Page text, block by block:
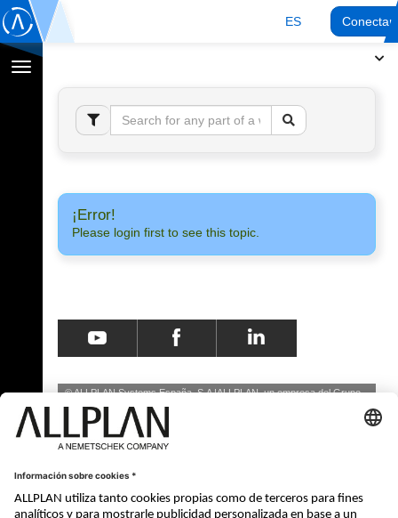
ES
Cambiar
navegación
¡Error!
Please login first to see this topic.
© ALLPLAN Systems España, S.A ALLPLAN, un empresa delGrupo
Nemetschek